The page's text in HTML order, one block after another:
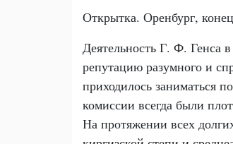
Открытка. Оренбург,
Деятельность Г. Ф. Генса
репутацию разумного и
приходилось заниматься
комиссии всегда были
На протяжении всех